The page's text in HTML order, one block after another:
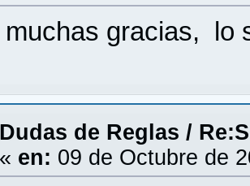
gracias, lo
Dudas de Reglas /
« en: 09 de Octubre de